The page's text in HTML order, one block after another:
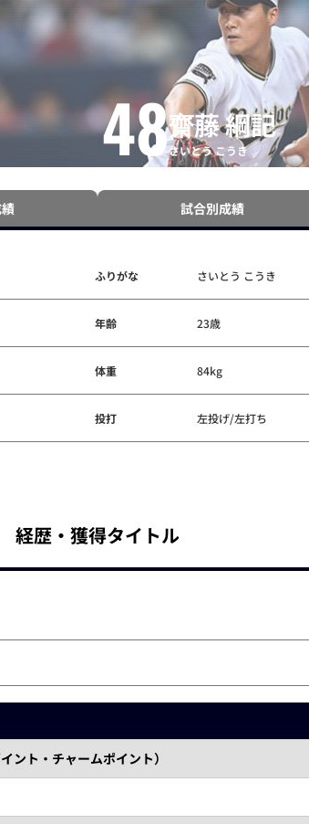
48齋藤 綱記
さいとう こうき
試合別成績
ふりがな さいとう こうき
年齢 23歳
体重 84kg
投打 左投げ/左打ち
経歴・獲得タイトル
ント・チャームポイント）